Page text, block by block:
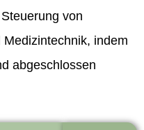
von
indem
abgeschlossen